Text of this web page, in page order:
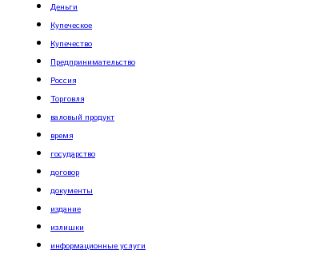
Деньги
Купеческое
Купечество
Предпринимательство
Россия
Торговля
валовый продукт
время
государство
договор
документы
издание
излишки
информационные услуги